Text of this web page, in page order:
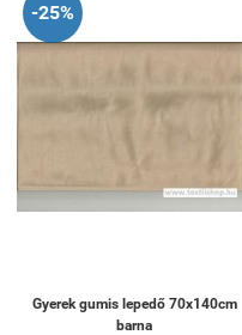
-25%
Gyerek gumis lepedő 70x140cm
barna